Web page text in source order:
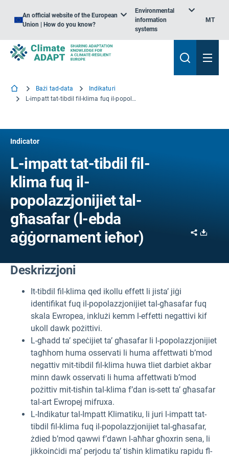
An official website of the European
Union | How do you know?
Environmental
information
systems
MT
Bażi tad-data
Indikaturi
L-impatt tat-tibdil fil-klima fuq il-popolazzjonijiet tal-għasafar (l-ebda aġġornament ieħor)
Indicator
L-impatt tat-tibdil fil-
klima fuq il-
popolazzjonijiet tal-
għasafar (l-ebda
aġġornament ieħor)
Share
Deskrizzjoni
It-tibdil fil-klima qed ikollu effett li jista’ jiġi
identifikat fuq il-popolazzjonijiet tal-għasafar fuq
skala Ewropea, inklużi kemm l-effetti negattivi kif
ukoll dawk pożittivi.
L-għadd ta’ speċijiet ta’ għasafar li l-popolazzjonijiet
tagħhom huma osservati li huma affettwati b’mod
negattiv mit-tibdil fil-klima huwa tliet darbiet akbar
minn dawk osservati li huma affettwati b’mod
pożittiv mit-tisħin tal-klima f’dan is-sett ta’ għasafar
tal-art Ewropej mifruxa.
L-Indikatur tal-Impatt Klimatiku, li juri l-impatt tat-
tibdil fil-klima fuq il-popolazzjonijiet tal-għasafar,
żdied b’mod qawwi f’dawn l-aħħar għoxrin sena, li
jikkoinċidi ma’ perjodu ta’ tisħin klimatiku rapidu fl-